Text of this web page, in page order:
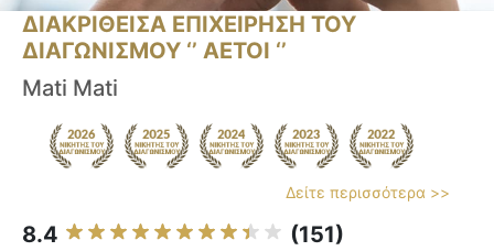
ΔΙΑΚΡΙΘΕΙΣΑ ΕΠΙΧΕΙΡΗΣΗ ΤΟΥ
ΔΙΑΓΩΝΙΣΜΟΥ ‘’ ΑΕΤΟΙ ‘’
Mati Mati
Δείτε περισσότερα >>
8.4 (151)